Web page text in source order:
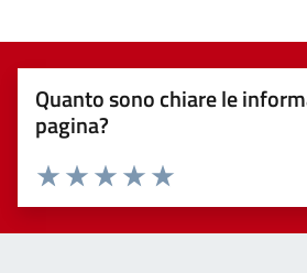
Quanto sono chiare le
pagina?
Valuta 5 stelle su 5
Valuta 4 stelle su 5
Valuta 3 stelle su 5
Valuta 2 stelle su 5
Valuta 1 stelle su 5